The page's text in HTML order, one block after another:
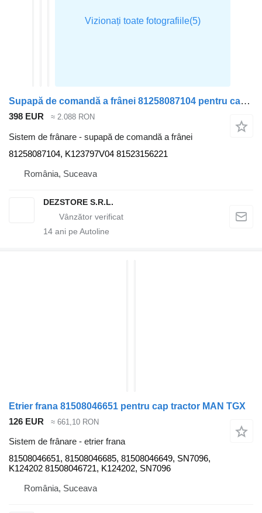
Supapă de comandă a frânei 81258087104 pentru cap tractor MAN TGS
398 EUR ≈ 2.088 RON
Sistem de frânare - supapă de comandă a frânei
81258087104, K123797V04 81523156221
România, Suceava
DEZSTORE S.R.L.
14 ani pe Autoline
Etrier frana 81508046651 pentru cap tractor MAN TGX
126 EUR
≈ 661,10 RON
Sistem de frânare - etrier frana
81508046651, 81508046685, 81508046649, SN7096,
K124202 81508046721, K124202, SN7096
România, Suceava